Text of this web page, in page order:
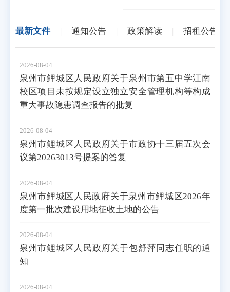
最新文件 通知公告 政策解读 招租公告
2026-08-04
泉州市鲤城区人民政府关于泉州市第五中学江南
校区项目未按规定设立独立安全管理机构等构成
重大事故隐患调查报告的批复
2026-08-04
泉州市鲤城区人民政府关于市政协十三届五次会
议第20263013号提案的答复
2026-08-04
泉州市鲤城区人民政府关于泉州市鲤城区2026年
度第一批次建设用地征收土地的公告
2026-08-04
泉州市鲤城区人民政府关于包舒萍同志任职的通
知
2026-08-04